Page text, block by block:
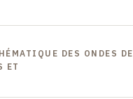
DES ONDES DE
ET